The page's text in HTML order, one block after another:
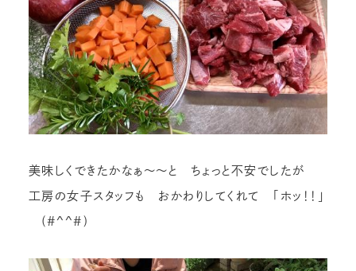
美味しくできたかなぁ～～と ちょっと不安でしたが
工房の女子スタッフも おかわりしてくれて 「ホッ！！」
(#^^#)